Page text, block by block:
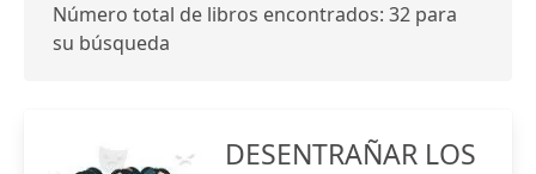
Número total de libros encontrados: 32 para
su búsqueda
DESENTRAÑAR LOS